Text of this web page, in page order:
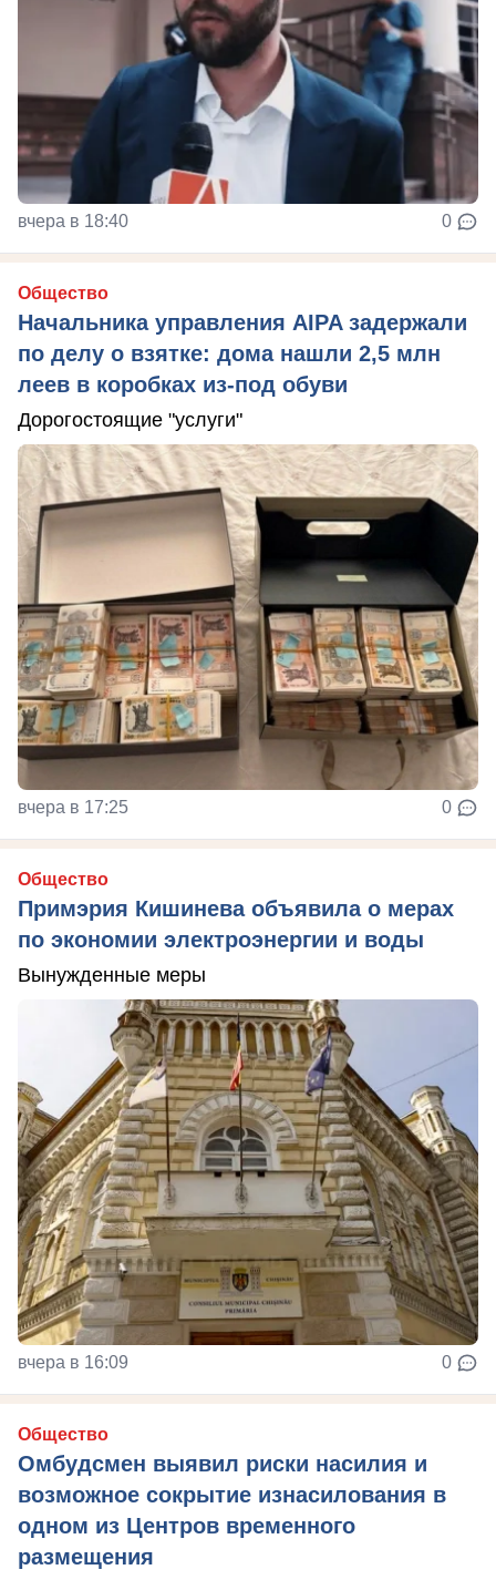
вчера в 18:40 0
Общество
Начальника управления AIPA задержали
по делу о взятке: дома нашли 2,5 млн
леев в коробках из-под обуви
Дорогостоящие "услуги"
вчера в 17:25 0
Общество
Примэрия Кишинева объявила о мерах
по экономии электроэнергии и воды
Вынужденные меры
вчера в 16:09 0
Общество
Омбудсмен выявил риски насилия и
возможное сокрытие изнасилования в
одном из Центров временного
размещения